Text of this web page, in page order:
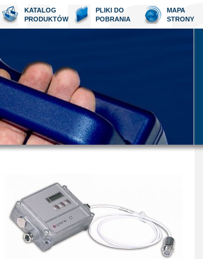
KATALOG
PRODUKTÓW
PLIKI DO
POBRANIA
MAPA
STRONY